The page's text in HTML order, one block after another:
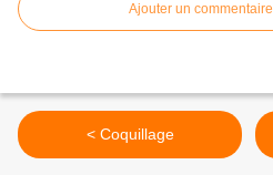
Ajouter un commentaire
< Coquillage